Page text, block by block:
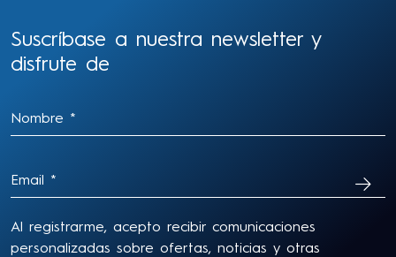
Suscríbase a nuestra newsletter y
disfrute de
Al registrarme, acepto recibir comunicaciones
personalizadas sobre ofertas, noticias y otras